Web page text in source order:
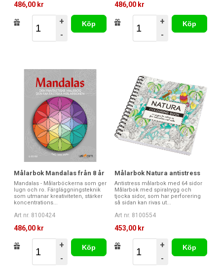
486,00 kr
+
-
Köp
486,00 kr
+
-
Köp
Målarbok Mandalas från 8 år
Mandalas - Målarböckerna som ger
lugn och ro. Färgläggningsteknik
som utmanar kreativiteten, stärker
koncentrations...
Art nr. 8100424
486,00 kr
+
-
Köp
Målarbok Natura antistress
Antistress målarbok med 64 sidor
Målarbok med spiralrygg och
tjocka sidor, som har perforering
så sidan kan rivas ut...
Art nr. 8100554
453,00 kr
+
-
Köp